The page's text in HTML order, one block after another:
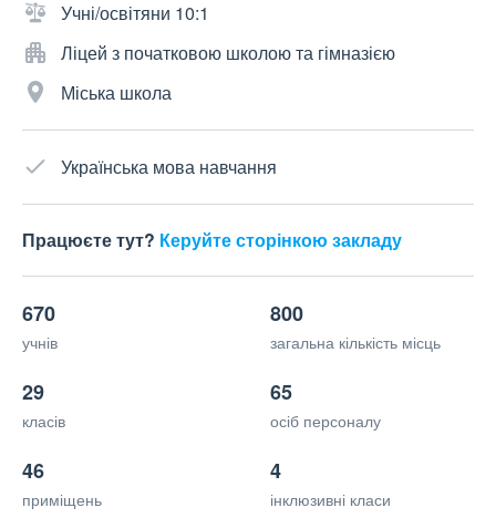
Учні/освітяни 10:1
Ліцей з початковою школою та гімназією
Міська школа
Українська мова навчання
Працюєте тут? Керуйте сторінкою закладу
670
учнів
800
загальна кількість місць
29
класів
65
осіб персоналу
46
приміщень
4
інклюзивні класи